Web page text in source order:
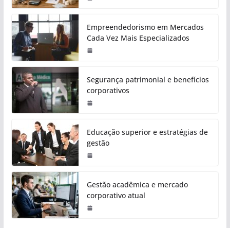
Empreendedorismo em Mercados
Cada Vez Mais Especializados
Segurança patrimonial e benefícios
corporativos
Educação superior e estratégias de
gestão
Gestão acadêmica e mercado
corporativo atual